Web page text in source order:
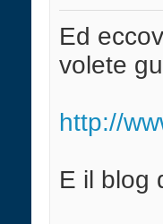
Ed
volete
http://
E il blog